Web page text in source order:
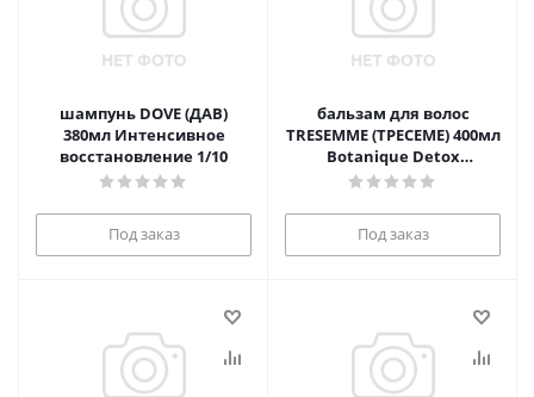
шампунь DOVE (ДАВ)
380мл Интенсивное
восстановление 1/10
Под заказ
бальзам для волос
TRESEMME (ТРЕСЕМЕ) 400мл
Botanique Detox
увлажняющий 1/10
Под заказ